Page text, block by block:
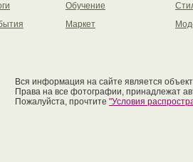
Обучение
Маркет
Вся информация на сайте является
Права на все фотографии, принадлежат
Пожалуйста, прочтите "Условия